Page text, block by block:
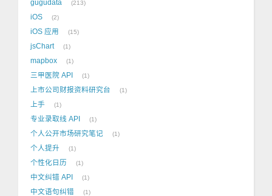
gugudata 213
iOS 2
iOS 应用 15
jsChart 1
mapbox 1
三甲医院 API 1
上市公司财报资料研究台 1
上手 1
专业录取线 API 1
个人公开市场研究笔记 1
个人提升 1
个性化日历 1
中文纠错 API 1
中文语句纠错 1